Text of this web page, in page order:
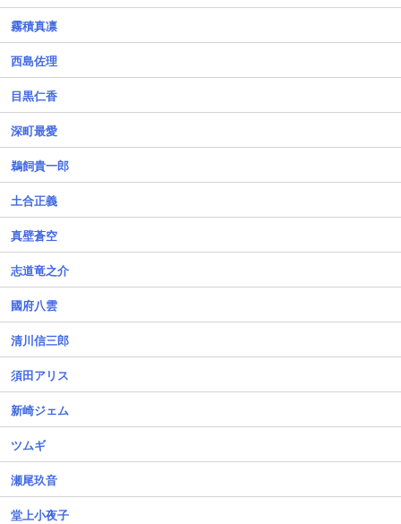
霧積真凛
西島佐理
目黒仁香
深町最愛
鵜飼貴一郎
土合正義
真壁蒼空
志道竜之介
國府八雲
清川信三郎
須田アリス
新崎ジェム
ツムギ
瀬尾玖音
堂上小夜子